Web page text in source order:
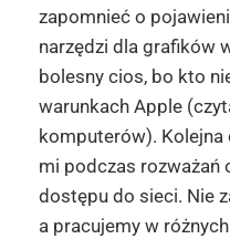
zapomnieć o
narzędzi dla grafików
bolesny cios, bo kto
warunkach Apple
komputerów).
mi podczas rozważań
dostępu do sieci. Nie
a pracujemy w